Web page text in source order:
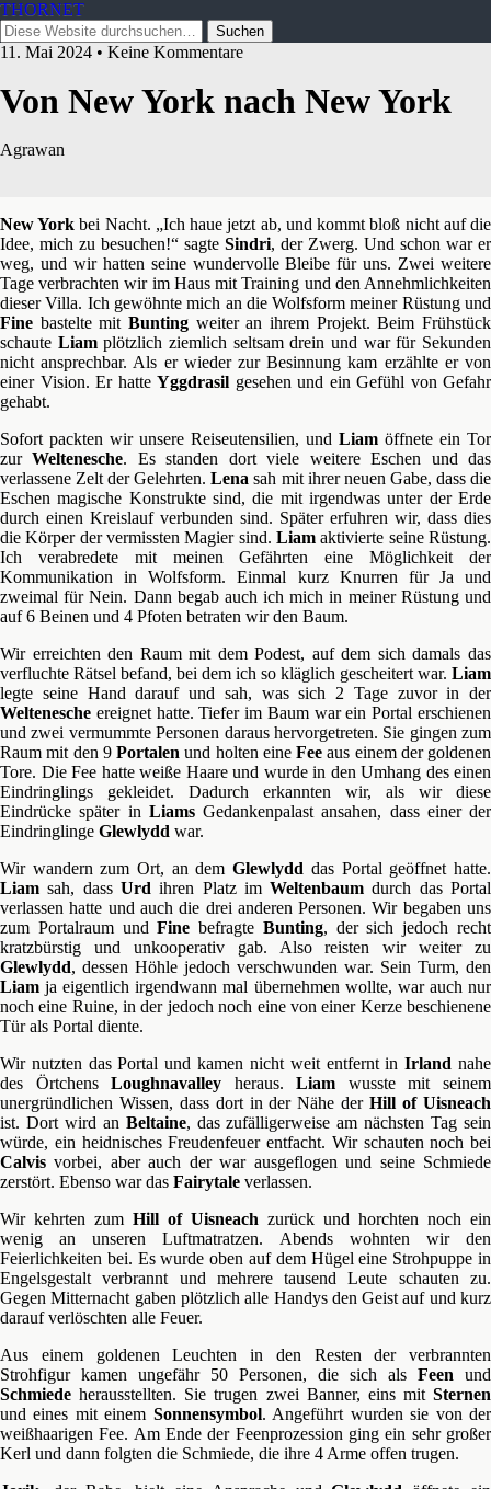
THORNET
11. Mai 2024 • Keine Kommentare
Von New York nach New York
Agrawan
New York bei Nacht. „Ich haue jetzt ab, und kommt bloß nicht auf die
Idee, mich zu besuchen!“ sagte Sindri, der Zwerg. Und schon war er
weg, und wir hatten seine wundervolle Bleibe für uns. Zwei weitere
Tage verbrachten wir im Haus mit Training und den Annehmlichkeiten
dieser Villa. Ich gewöhnte mich an die Wolfsform meiner Rüstung und
Fine bastelte mit Bunting weiter an ihrem Projekt. Beim Frühstück
schaute Liamplötzlich ziemlich seltsam drein und war für Sekunden
nicht ansprechbar. Als er wieder zur Besinnung kam erzählte er von
einer Vision. Er hatte Yggdrasil gesehen und ein Gefühl von Gefahr
gehabt.
Sofort packten wir unsere Reiseutensilien, und Liam öffnete ein Tor
zurWeltenesche. Es standen dort viele weitere Eschen und das
verlassene Zelt der Gelehrten.Lena sah mit ihrer neuen Gabe, dass die
Eschen magische Konstrukte sind, die mit irgendwas unter der Erde
durch einen Kreislauf verbunden sind. Später erfuhren wir, dass dies
die Körper der vermissten Magier sind. Liam aktivierte seine Rüstung.
Ich verabredete mit meinen Gefährten eine Möglichkeit der
Kommunikation in Wolfsform. Einmal kurz Knurren für Ja und
zweimal für Nein. Dann begab auch ich mich in meiner Rüstung und
auf 6 Beinen und 4 Pfoten betraten wir den Baum.
Wir erreichten den Raum mit dem Podest, auf dem sich damals das
verfluchte Rätsel befand, bei dem ich so kläglich gescheitert war. Liam
legte seine Hand darauf und sah, was sich 2 Tage zuvor in der
Weltenesche ereignet hatte. Tiefer im Baum war ein Portal erschienen
und zwei vermummte Personen daraus hervorgetreten. Sie gingen zum
Raum mit den 9 Portalen und holten eine Fee aus einem der goldenen
Tore. Die Fee hatte weiße Haare und wurde in den Umhang des einen
Eindringlings gekleidet. Dadurch erkannten wir, als wir diese
Eindrücke später in LiamsGedankenpalast ansahen, dass einer der
Eindringlinge Glewlydd war.
Wir wandern zum Ort, an demGlewlydd das Portal geöffnet hatte.
Liam sah, dass Urd ihren Platz imWeltenbaum durch das Portal
verlassen hatte und auch die drei anderen Personen. Wir begaben uns
zum Portalraum undFine befragte Bunting, der sich jedoch recht
kratzbürstig und unkooperativ gab. Also reisten wir weiter zu
Glewlydd, dessen Höhle jedoch verschwunden war. Sein Turm, den
Liam ja eigentlich irgendwann mal übernehmen wollte, war auch nur
noch eine Ruine, in der jedoch noch eine von einer Kerze beschienene
Tür als Portal diente.
Wir nutzten das Portal und kamen nicht weit entfernt inIrland nahe
des ÖrtchensLoughnavalley heraus.Liam wusste mit seinem
unergründlichen Wissen, dass dort in der Nähe derHill of Uisneach
ist. Dort wird an Beltaine, das zufälligerweise am nächsten Tag sein
würde, ein heidnisches Freudenfeuer entfacht. Wir schauten noch bei
Calvis vorbei, aber auch der war ausgeflogen und seine Schmiede
zerstört. Ebenso war das Fairytale verlassen.
Wir kehrten zum Hill of Uisneach zurück und horchten noch ein
wenig an unseren Luftmatratzen. Abends wohnten wir den
Feierlichkeiten bei. Es wurde oben auf dem Hügel eine Strohpuppe in
Engelsgestalt verbrannt und mehrere tausend Leute schauten zu.
Gegen Mitternacht gaben plötzlich alle Handys den Geist auf und kurz
darauf verlöschten alle Feuer.
Aus einem goldenen Leuchten in den Resten der verbrannten
Strohfigur kamen ungefähr 50 Personen, die sich als Feen und
Schmiede herausstellten. Sie trugen zwei Banner, eins mit Sternen
und eines mit einem Sonnensymbol. Angeführt wurden sie von der
weißhaarigen Fee. Am Ende der Feenprozession ging ein sehr großer
Kerl und dann folgten die Schmiede, die ihre 4 Arme offen trugen.